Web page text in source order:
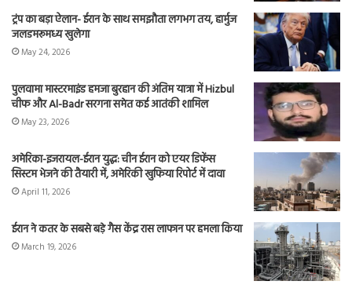
ट्रंप का बड़ा ऐलान- ईरान के साथ समझौता लगभग तय, हार्मुज
जलडमरूमध्य खुलेगा
May 24, 2026
पुलवामा मास्टरमाइंड हमजा बुरहान की अंतिम यात्रा में Hizbul
चीफ और Al-Badr सरगना समेत कई आतंकी शामिल
May 23, 2026
अमेरिका-इजरायल-ईरान युद्ध: चीन ईरान को एयर डिफेंस
सिस्टम भेजने की तैयारी में, अमेरिकी खुफिया रिपोर्ट में दावा
April 11, 2026
ईरान ने कतर के सबसे बड़े गैस केंद्र रास लाफान पर हमला किया
March 19, 2026